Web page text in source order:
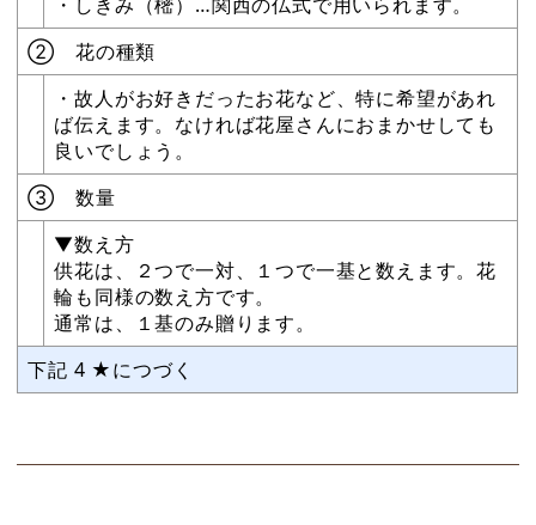
② 花の種類
・故人がお好きだったお花など、特に希望があれ
ば伝えます。なければ花屋さんにおまかせしても
良いでしょう。
③ 数量
▼数え方
供花は、２つで一対、１つで一基と数えます。花
輪も同様の数え方です。
通常は、１基のみ贈ります。
下記 4 ★につづく